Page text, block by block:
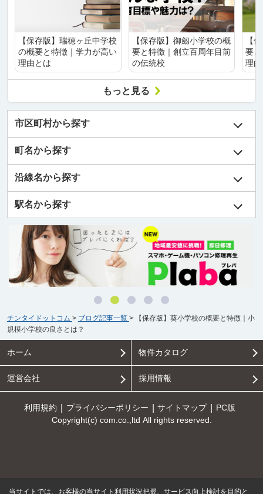
【保存版】瑞穂ヶ丘中学校
の概要と特徴｜学力が高い
理由とは
【保存版】御劔小学校の概
要と特徴｜創立百周年目前
の伝統校
【
要
理
もっと見る
市区町村から探す
町名から探す
沿線名から探す
駅名から探す
チンタイドットコム > ブログ記事一覧 >
【保存版】葵小学校の概要と特徴｜小
規模小学校の良さとは？
ホーム 物件カタログ
運営会社 採用情報
利用規約 プライバシーポリシー サイトマップ
PC版
Copyright(c) com.co.,ltd All rights reserved.
当サイトでは、お客様の当サイト利用状況把握、サービス向上検討を目的と